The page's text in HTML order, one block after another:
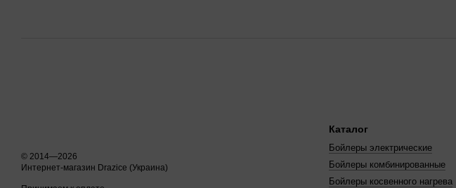
© 2014—2026
Интернет-магазин Drazice (Украина)
Каталог
Бойлеры электрические
Бойлеры комбинированные
Бойлеры косвенного нагрева